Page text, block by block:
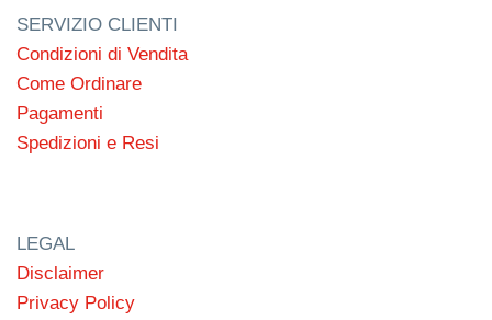
SERVIZIO CLIENTI
Condizioni di Vendita
Come Ordinare
Pagamenti
Spedizioni e Resi
LEGAL
Disclaimer
Privacy Policy